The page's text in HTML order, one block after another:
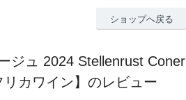
ショップへ戻る
ジュ 2024 Stellenrust Coner
カワイン】のレビュー